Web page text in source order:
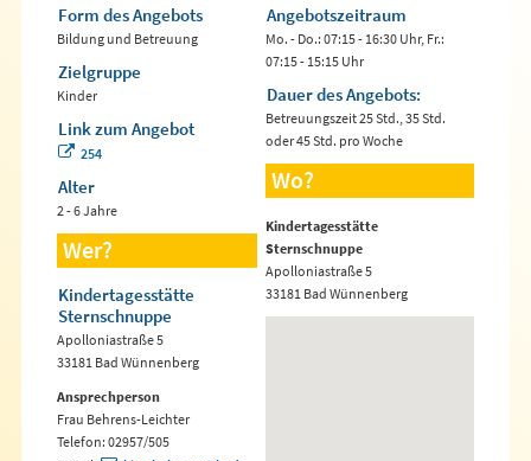
Form des Angebots
Bildung und Betreuung
Zielgruppe
Kinder
Link zum Angebot
254
Alter
2 - 6 Jahre
Wer?
Kindertagesstätte
Sternschnuppe
Apolloniastraße 5
33181 Bad Wünnenberg
Ansprechperson
Frau Behrens-Leichter
Telefon: 02957/505
Angebotszeitraum
Mo. - Do.: 07:15 - 16:30 Uhr, Fr.:
07:15 - 15:15 Uhr
Dauer des Angebots:
Betreuungszeit 25 Std., 35 Std.
oder 45 Std. pro Woche
Wo?
Kindertagesstätte
Sternschnuppe
Apolloniastraße 5
33181 Bad Wünnenberg